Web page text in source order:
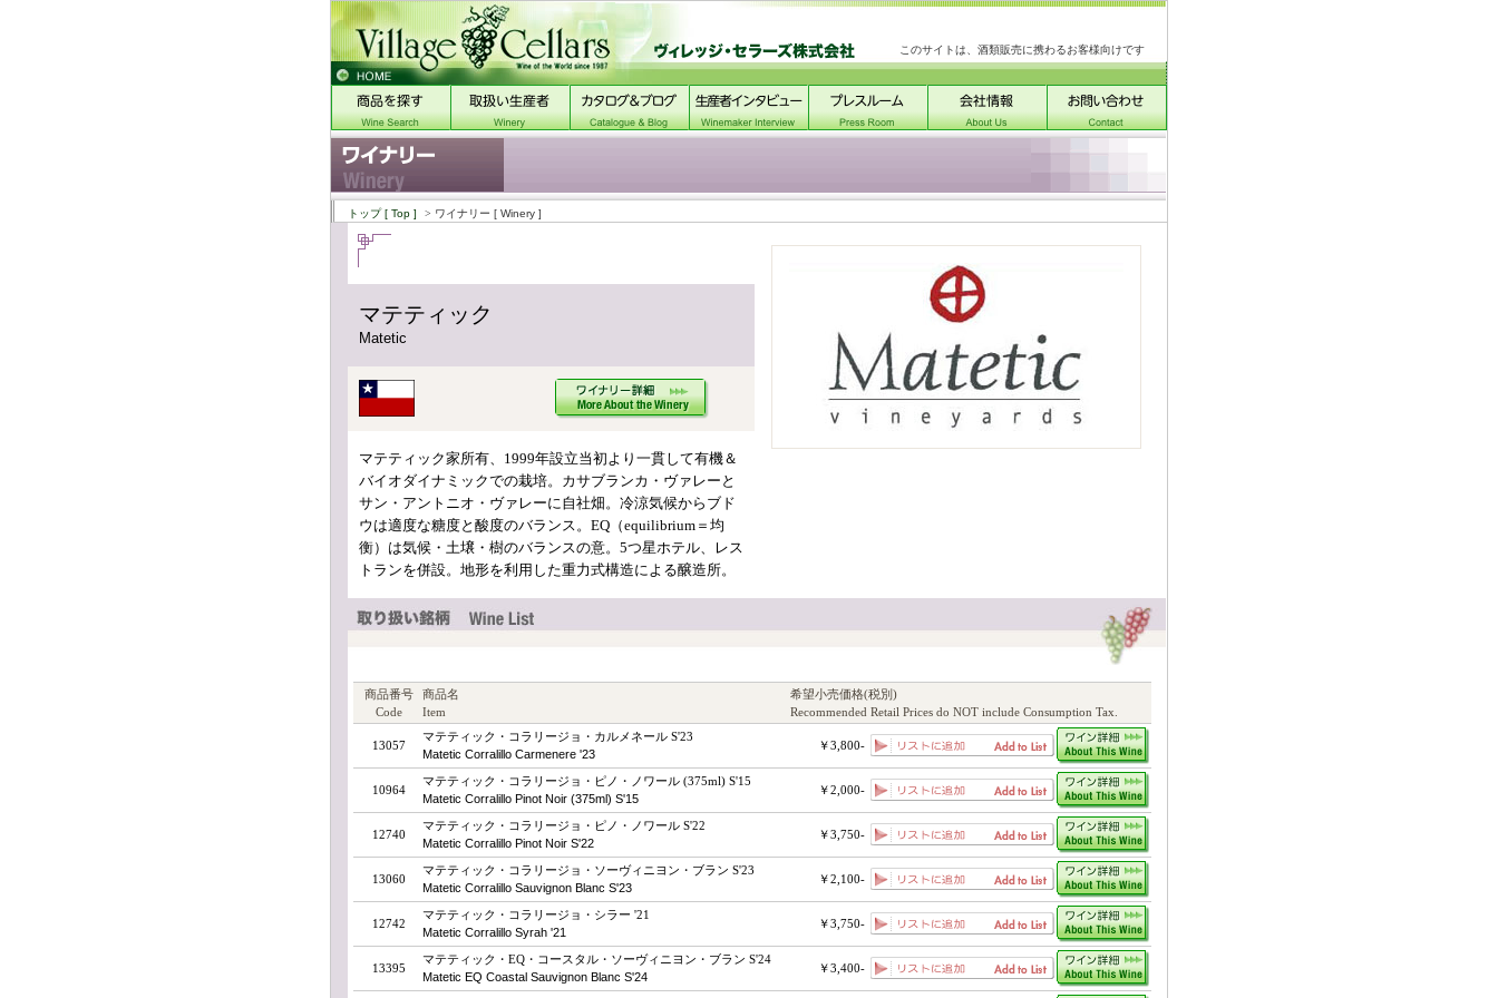
このサイトは、酒類販売に携わるお客様向けです
トップ[ Top ] > ワイナリー [ Winery ]
マテティック
Matetic
マテティック家所有、1999年設立当初より一貫して有機＆
バイオダイナミックでの栽培。カサブランカ・ヴァレーと
サン・アントニオ・ヴァレーに自社畑。冷涼気候からブド
ウは適度な糖度と酸度のバランス。EQ（equilibrium＝均
衡）は気候・土壌・樹のバランスの意。5つ星ホテル、レス
トランを併設。地形を利用した重力式構造による醸造所。
商品番号
Code
商品名
Item
希望小売価格(税別)
Recommended Retail Prices do NOT include Consumption Tax.
13057
マテティック・コラリージョ・カルメネール S'23
Matetic Corralillo Carmenere '23
￥3,800-
10964
マテティック・コラリージョ・ピノ・ノワール (375ml) S'15
Matetic Corralillo Pinot Noir (375ml) S'15
￥2,000-
12740
マテティック・コラリージョ・ピノ・ノワール S'22
Matetic Corralillo Pinot Noir S'22
￥3,750-
13060
マテティック・コラリージョ・ソーヴィニヨン・ブラン S'23
Matetic Corralillo Sauvignon Blanc S'23
￥2,100-
12742
マテティック・コラリージョ・シラー '21
Matetic Corralillo Syrah '21
￥3,750-
13395
マテティック・EQ・コースタル・ソーヴィニヨン・ブラン S'24
Matetic EQ Coastal Sauvignon Blanc S'24
￥3,400-